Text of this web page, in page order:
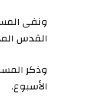
ونفى
القدس
وذكر
الأسبوع.